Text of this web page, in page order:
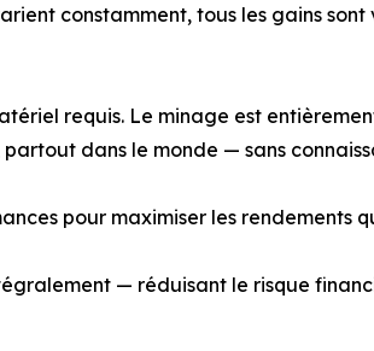
constamment, tous les gains
requis. Le minage est
dans le monde — sans
pour maximiser les rendements
— réduisant le risque